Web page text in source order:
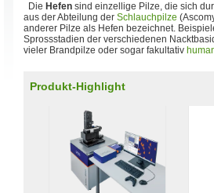
Die Hefen sind einzellige Pilze, die sich
aus der Abteilung der Schlauchpilze
anderer Pilze als Hefen bezeichnet.
Sprossstadien der verschiedenen
vieler Brandpilze oder sogar fakultativ
Produkt-Highlight